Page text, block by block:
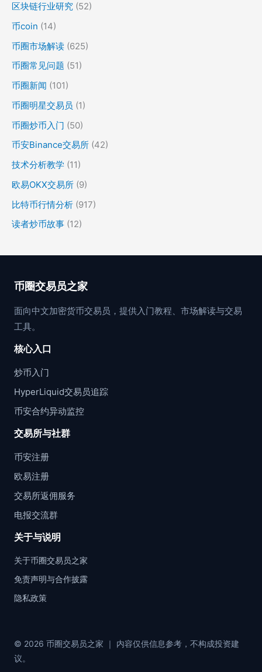
区块链行业研究 (52)
币coin (14)
币圈市场解读 (625)
币圈常见问题 (51)
币圈新闻 (101)
币圈明星交易员 (1)
币圈炒币入门 (50)
币安Binance交易所 (42)
技术分析教学 (11)
欧易OKX交易所 (9)
比特币行情分析 (917)
读者炒币故事 (12)
币圈交易员之家
面向中文加密货币交易员，提供入门教程、市场解读与交易
工具。
核心入口
炒币入门
HyperLiquid交易员追踪
币安合约异动监控
交易所与社群
币安注册
欧易注册
交易所返佣服务
电报交流群
关于与说明
关于币圈交易员之家
免责声明与合作披露
隐私政策
© 2026 币圈交易员之家 ｜ 内容仅供信息参考，不构成投资建
议。